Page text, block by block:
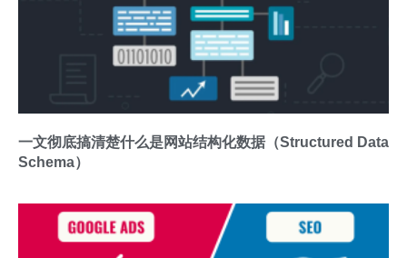
一文彻底搞清楚什么是网站结构化数据（Structured Data
Schema）